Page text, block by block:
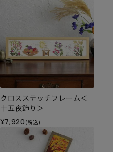
クロスステッチフレーム＜
十五夜飾り＞
¥7,920 (税込)